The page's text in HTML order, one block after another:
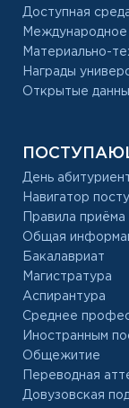
Доступная
Международное
Материально-
Награды
Открытые
День
Навигатор
Правила приёма
Общая
Бакалавриат
Магистратура
Аспирантура
Среднее
Иностранным
Общежитие
Переводная
Довузовская